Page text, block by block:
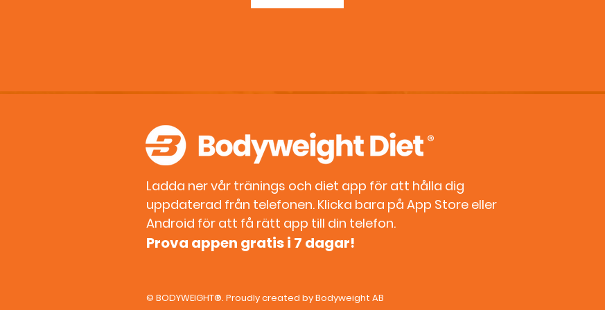
Ladda ner vår tränings och diet app för att hålla dig
uppdaterad från telefonen. Klicka bara på App Store eller
Android för att få rätt app till din telefon.
Prova appen gratis i 7 dagar!
© BODYWEIGHT®. Proudly created by Bodyweight AB